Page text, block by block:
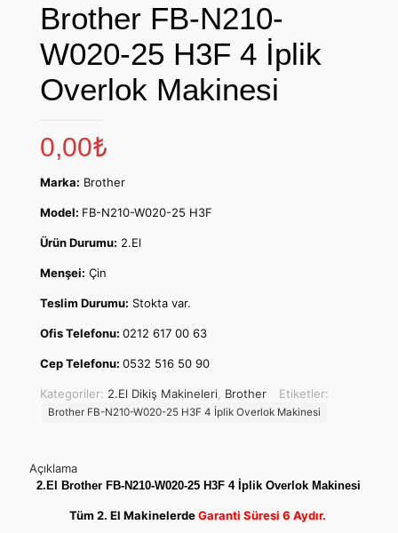
Brother FB-N210-
W020-25 H3F 4 İplik
Overlok Makinesi
0,00₺
Marka: Brother
Model: FB-N210-W020-25 H3F
Ürün Durumu: 2.El
Menşei: Çin
Teslim Durumu: Stokta var.
Ofis Telefonu: 0212 617 00 63
Cep Telefonu: 0532 516 50 90
Kategoriler: 2.El Dikiş Makineleri Brother Etiketler:
Brother FB-N210-W020-25 H3F 4 İplik Overlok Makinesi
Açıklama
2.El Brother FB-N210-W020-25 H3F 4 İplik Overlok Makinesi
Tüm 2. El MakinelerdeGaranti Süresi 6 Aydır.